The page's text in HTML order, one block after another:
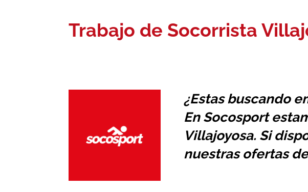
Trabajo de Socorrista
¿Estas buscando
En Socosport
Villajoyosa. Si
nuestras ofertas